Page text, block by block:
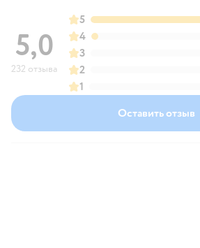
5,0
232 отзыва
5
4
3
2
1
Оставить отзыв